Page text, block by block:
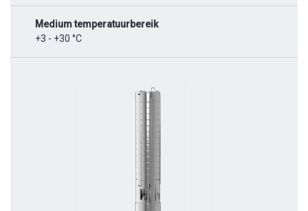
Medium temperatuurbereik
+3 - +30 °C